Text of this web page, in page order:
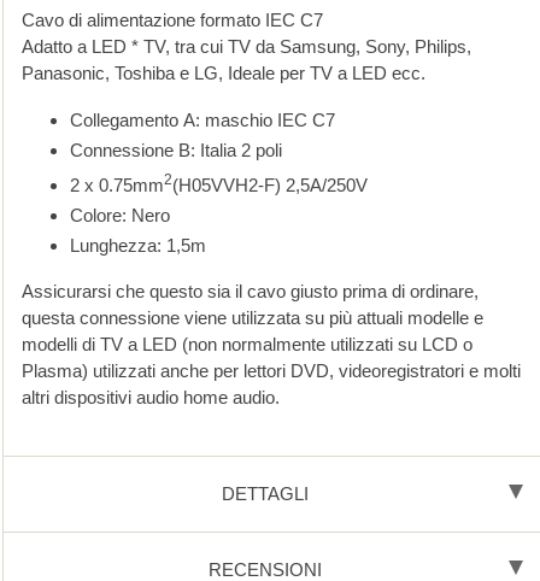
Cavo di alimentazione formato IEC C7
Adatto a LED * TV, tra cui TV da Samsung, Sony, Philips,
Panasonic, Toshiba e LG, Ideale per TV a LED ecc.
Collegamento A: maschio IEC C7
Connessione B: Italia 2 poli
2 x 0.75mm2(H05VVH2-F) 2,5A/250V
Colore: Nero
Lunghezza: 1,5m
Assicurarsi che questo sia il cavo giusto prima di ordinare,
questa connessione viene utilizzata su più attuali modelle e
modelli di TV a LED (non normalmente utilizzati su LCD o
Plasma) utilizzati anche per lettori DVD, videoregistratori e molti
altri dispositivi audio home audio.
DETTAGLI
RECENSIONI